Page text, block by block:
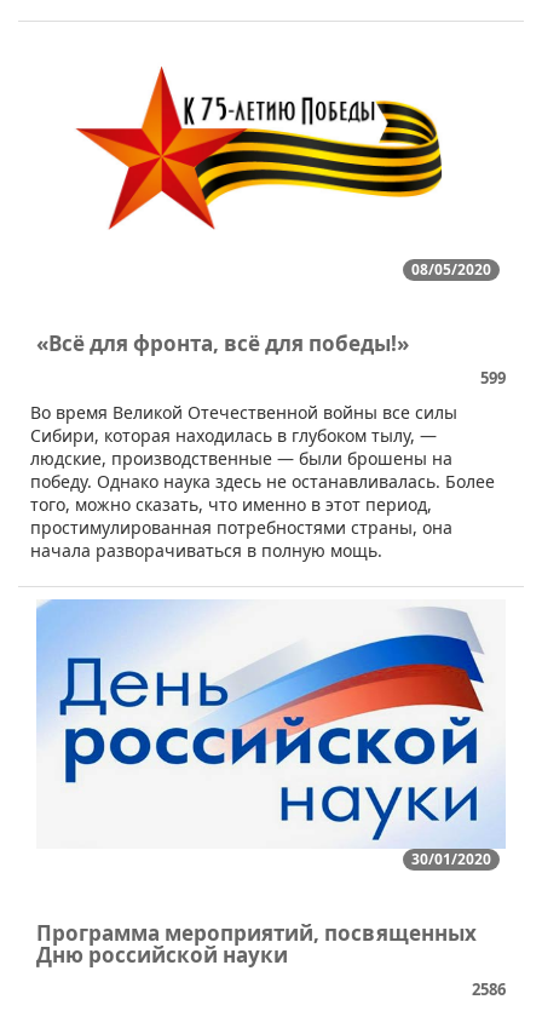
08/05/2020
«Всё для фронта, всё для победы!»
599
​​Во время Великой Отечественной войны все силы
Сибири, которая находилась в глубоком тылу, —
людские, производственные — были брошены на
победу. Однако наука здесь не останавливалась. Более
того, можно сказать, что именно в этот период,
простимулированная потребностями страны, она
начала разворачиваться в полную мощь.
30/01/2020
Программа мероприятий, посвященных
Дню российской науки
2586